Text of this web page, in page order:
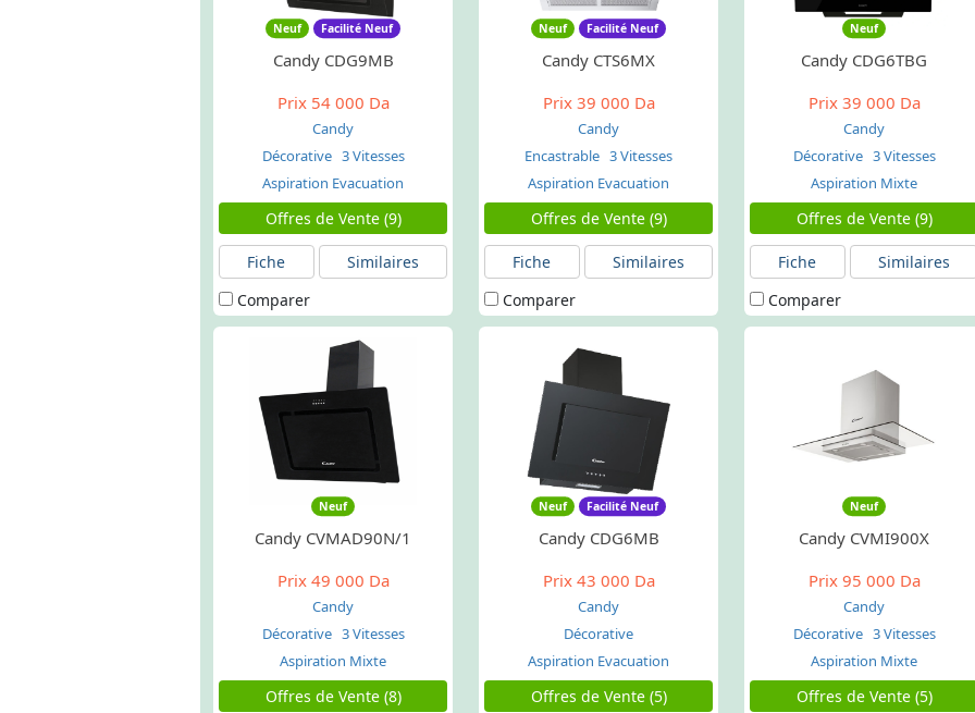
Neuf Facilité Neuf
Candy CDG9MB
Prix54 000 Da
Candy
Décorative 3 Vitesses
Aspiration Evacuation
Offres de Vente (9)
Fiche
Similaires
Comparer
Neuf Facilité Neuf
Candy CTS6MX
Prix39 000 Da
Candy
Encastrable 3 Vitesses
Aspiration Evacuation
Offres de Vente (9)
Fiche
Similaires
Comparer
Neuf
Candy CDG6TBG
Prix39 000 Da
Candy
Décorative 3 Vitesses
Aspiration Mixte
Offres de Vente (9)
Fiche
Similaires
Comparer
Neuf
Candy CVMAD90N/1
Prix49 000 Da
Candy
Décorative 3 Vitesses
Aspiration Mixte
Offres de Vente (8)
Neuf Facilité Neuf
Candy CDG6MB
Prix43 000 Da
Candy
Décorative
Aspiration Evacuation
Offres de Vente (5)
Neuf
Candy CVMI900X
Prix95 000 Da
Candy
Décorative 3 Vitesses
Aspiration Mixte
Offres de Vente (5)